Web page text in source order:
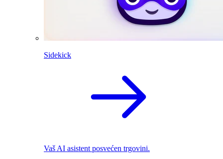
Sidekick
Vaš AI asistent posvećen trgovini.